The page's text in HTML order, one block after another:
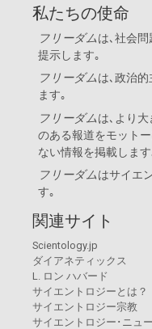
私たちの使命
フリーダムは､社会
提示します｡
フリーダムは､政治
ます｡
フリーダムは､より
のある報道をモット
ない情報を掲載します
フリーダムはサイエ
す｡
関連サイト
Scientology.jp
ダイアネティックス
L. ロン ハバード
サイエントロジーとは？
サイエントロジー宗教
サイエントロジー･ニュ